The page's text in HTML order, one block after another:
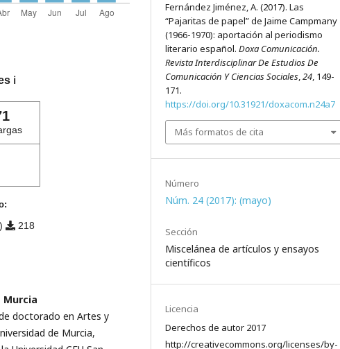
ℹ️
218
Murcia
doctorado en Artes y
de Murcia,
Número
Núm. 24 (2017): (mayo)
Sección
Miscelánea de artículos y ensayos
científicos
Licencia
Derechos de autor 2017
http://creativecommons.org/licenses/by-
Fernández Jiménez, A. (2017). Las
“Pajaritas de papel” de Jaime Campmany
(1966-1970): aportación al periodismo
literario español.Doxa Comunicación.
Revista Interdisciplinar De Estudios De
Comunicación Y Ciencias Sociales,24, 149-
171.
https://doi.org/10.31921/doxacom.n24a7
Más formatos de cita